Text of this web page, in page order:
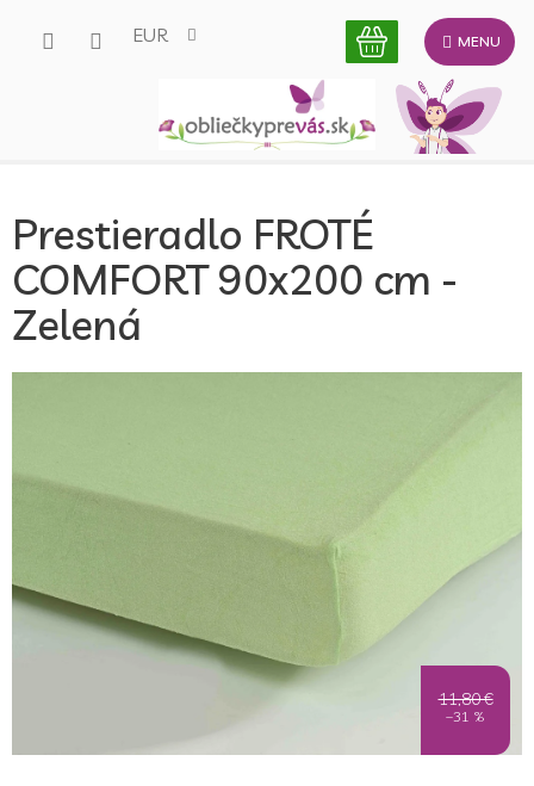
EUR
Prestieradlo FROTÉ
COMFORT 90x200 cm -
Zelená
11,80 €
–31 %